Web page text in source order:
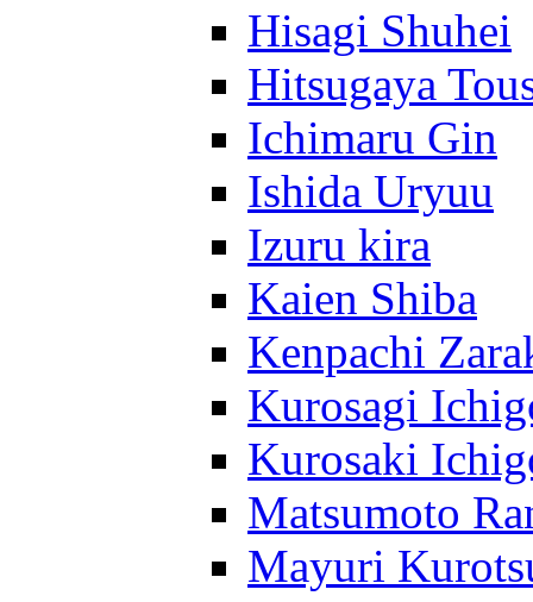
Hisagi Shuhei
Hitsugaya
Ichimaru Gin
Ishida Uryuu
Izuru kira
Kaien Shiba
Kenpachi
Kurosagi
Kurosaki
Matsumoto
Mayuri